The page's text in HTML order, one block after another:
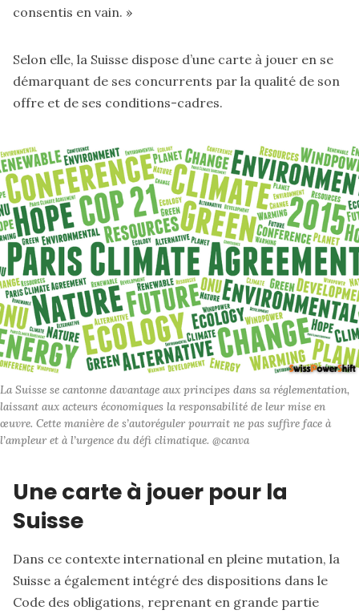
consentis en vain. »
Selon elle, la Suisse dispose d’une carte à jouer en se
démarquant de ses concurrents par la qualité de son
offre et de ses conditions-cadres.
La Suisse se cantonne davantage aux principes dans sa réglementation,
laissant aux acteurs économiques la responsabilité de leur mise en
œuvre. Cette manière de s’autoréguler pourrait ne pas suffire face à
l’ampleur et à l’urgence du défi climatique. @canva
Une carte à jouer pour la
Suisse
Dans ce contexte international en pleine mutation, la
Suisse a également intégré des dispositions dans le
Code des obligations, reprenant en grande partie